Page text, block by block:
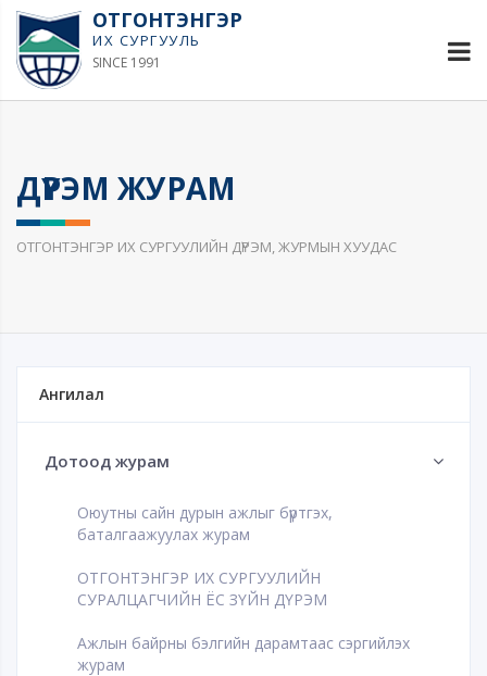
ОТГОНТЭНГЭР
ИХ СУРГУУЛЬ
SINCE 1991
ДҮРЭМ ЖУРАМ
ОТГОНТЭНГЭР ИХ СУРГУУЛИЙН ДҮРЭМ, ЖУРМЫН ХУУДАС
Ангилал
Дотоод журам
Оюутны сайн дурын ажлыг бүртгэх,
баталгаажуулах журам
ОТГОНТЭНГЭР ИХ СУРГУУЛИЙН
СУРАЛЦАГЧИЙН ЁС ЗҮЙН ДҮРЭМ
Ажлын байрны бэлгийн дарамтаас сэргийлэх
журам